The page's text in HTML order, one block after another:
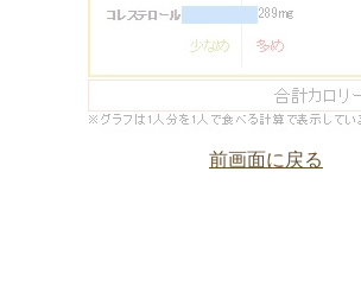
前画面に戻る